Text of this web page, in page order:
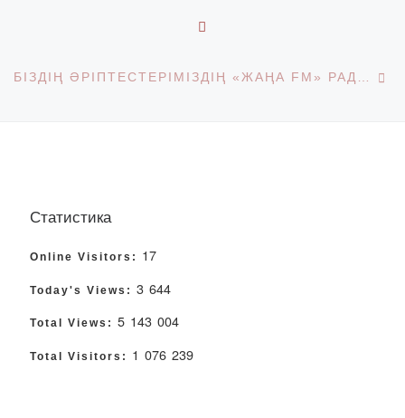
Статистика
Online Visitors: 17
Today's Views: 3 644
Total Views: 5 143 004
Total Visitors: 1 076 239